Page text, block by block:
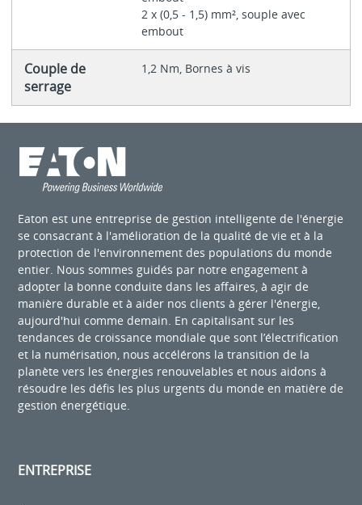
2 x (0,5 - 1,5) mm², souple avec
embout
Couple de
serrage
1,2 Nm, Bornes à vis
Eaton est une entreprise de gestion intelligente de l'énergie
se consacrant à l'amélioration de la qualité de vie et à la
protection de l'environnement des populations du monde
entier. Nous sommes guidés par notre engagement à
adopter la bonne conduite dans les affaires, à agir de
manière durable et à aider nos clients à gérer l'énergie,
aujourd'hui comme demain. En capitalisant sur les
tendances de croissance mondiale que sont l’électrification
et la numérisation, nous accélérons la transition de la
planète vers les énergies renouvelables et nous aidons à
résoudre les défis les plus urgents du monde en matière de
gestion énergétique.
ENTREPRISE